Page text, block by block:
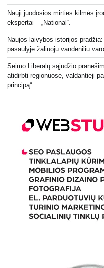
Nauji juodosios mirties kilmės
ekspertai – „National“.
Naujos laivybos istorijos
pasaulyje žaliuoju vandeniliu
Seimo Liberalų sąjūdžio
atidirbti regionuose, valdantieji
principą“